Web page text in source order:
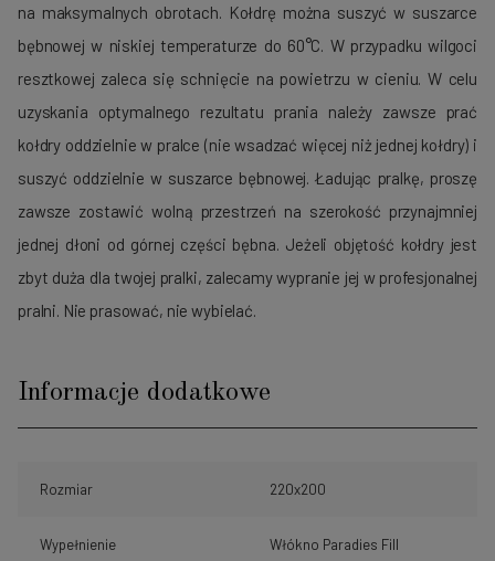
na maksymalnych obrotach. Kołdrę można suszyć w suszarce
bębnowej w niskiej temperaturze do 60°C. W przypadku wilgoci
resztkowej zaleca się schnięcie na powietrzu w cieniu. W celu
uzyskania optymalnego rezultatu prania należy zawsze prać
kołdry oddzielnie w pralce (nie wsadzać więcej niż jednej kołdry) i
suszyć oddzielnie w suszarce bębnowej. Ładując pralkę, proszę
zawsze zostawić wolną przestrzeń na szerokość przynajmniej
jednej dłoni od górnej części bębna. Jeżeli objętość kołdry jest
zbyt duża dla twojej pralki, zalecamy wypranie jej w profesjonalnej
pralni. Nie prasować, nie wybielać.
Informacje dodatkowe
Rozmiar 220x200
Wypełnienie
Włókno Paradies Fill